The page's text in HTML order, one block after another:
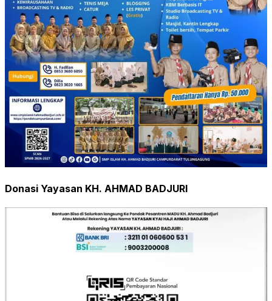
Donasi Yayasan KH. AHMAD BADJURI